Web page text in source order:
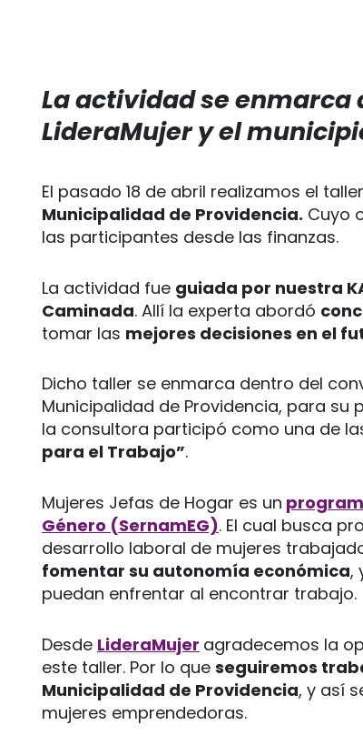
La actividad se
LideraMujer y el
El pasado 18 de abril realizamos el
Municipalidad de Providencia. Cuyo
las participantes desde las finanzas.
La actividad fue guiada por nuestra
Caminada. Allí la experta abordó
tomar las mejores decisiones en el
Dicho taller se enmarca dentro del
Municipalidad de Providencia, para su
la consultora participó como una de
para el Trabajo”.
Mujeres Jefas de Hogar es un
Género (SernamEG). El cual busca
desarrollo laboral de mujeres
fomentar su autonomía económica,
puedan enfrentar al encontrar trabajo.
Desde LideraMujer agradecemos la
este taller. Por lo que seguiremos
Municipalidad de Providencia, y así
mujeres emprendedoras.